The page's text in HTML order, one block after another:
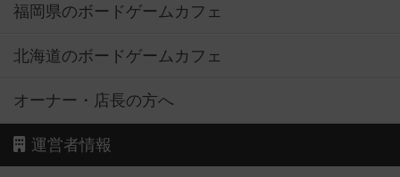
福岡県のボードゲームカフェ
北海道のボードゲームカフェ
オーナー・店長の方へ
運営者情報